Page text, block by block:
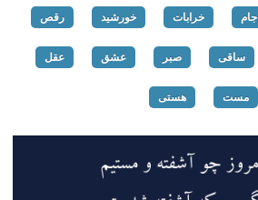
جام خرابات خورشید رقص
ساقی صبر عشق عقل
مست هستی